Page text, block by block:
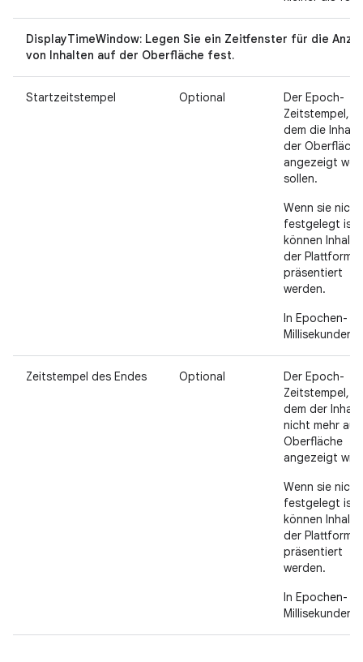
DisplayTimeWindow: Legen Sie ein Zeitfenster für die
von Inhalten auf der Oberfläche fest.
Startzeitstempel Optional
Der Epoch-
Zeitstempel,
dem die
der Oberfläche
angezeigt
sollen.
Wenn sie nicht
festgelegt ist,
können
der Plattform
präsentiert
werden.
In Epochen-
Millisekunden.
Zeitstempel des Endes Optional
Der Epoch-
Zeitstempel,
dem der Inhalt
nicht mehr
Oberfläche
angezeigt
Wenn sie nicht
festgelegt ist,
können
der Plattform
präsentiert
werden.
In Epochen-
Millisekunden.